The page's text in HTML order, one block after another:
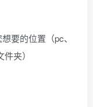
要的位置（pc、
夹）